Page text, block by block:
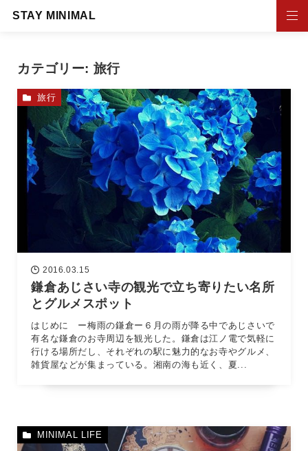
STAY MINIMAL
カテゴリー: 旅行
2016.03.15
鎌倉あじさい寺の観光で立ち寄りたい名所
とグルメスポット
はじめに ー梅雨の鎌倉ー６月の雨が降る中であじさいで
有名な鎌倉のお寺周辺を観光した。鎌倉は江ノ電で気軽に
行ける場所だし、それぞれの駅に魅力的なお寺やグルメ、
雑貨屋などが集まっている。湘南の海も近く、夏...
旅行
MINIMAL LIFE